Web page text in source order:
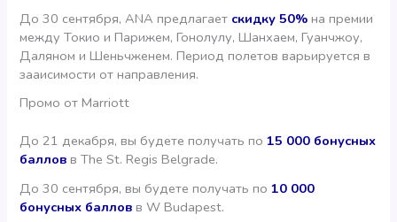
До 30 сентября, ANA предлагает скидку 50% на премии
между Токио и Парижем, Гонолулу, Шанхаем, Гуанчжоу,
Даляном и Шеньчженем. Период полетов варьируется в
зааисимости от направления.
Промо от Marriott
До 21 декабря, вы будете получать по15 000 бонусных
баллов в The St. Regis Belgrade.
До 30 сентября, вы будете получать по10 000
бонусных баллов в W Budapest.